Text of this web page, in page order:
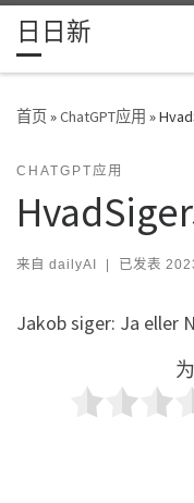
Skip to content
日日新
首页»ChatGPT应用 »
CHATGPT应用
来自 dailyAI | 已发表
Jakob siger: Ja eller